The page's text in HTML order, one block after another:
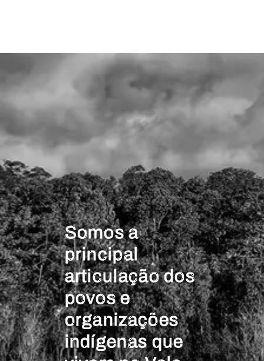
Somos a
principal
articulação dos
povos e
organizações
indígenas que